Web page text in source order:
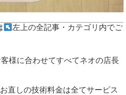
左上の全記事・カテゴリ内でご
様に合わせてすべてネオの店長
直しの技術料金は全てサービス